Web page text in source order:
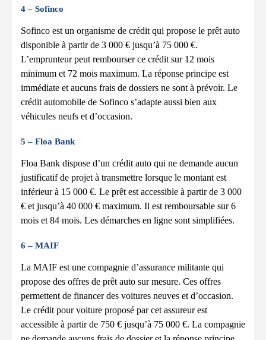
4 – Sofinco
Sofinco est un organisme de crédit qui propose le prêt auto
disponible à partir de 3 000 € jusqu’à 75 000 €.
L’emprunteur peut rembourser ce crédit sur 12 mois
minimum et 72 mois maximum. La réponse principe est
immédiate et aucuns frais de dossiers ne sont à prévoir. Le
crédit automobile de Sofinco s’adapte aussi bien aux
véhicules neufs et d’occasion.
5 – Floa Bank
Floa Bank dispose d’un crédit auto qui ne demande aucun
justificatif de projet à transmettre lorsque le montant est
inférieur à 15 000 €. Le prêt est accessible à partir de 3 000
€ et jusqu’à 40 000 € maximum. Il est remboursable sur 6
mois et 84 mois. Les démarches en ligne sont simplifiées.
6 – MAIF
La MAIF est une compagnie d’assurance militante qui
propose des offres de prêt auto sur mesure. Ces offres
permettent de financer des voitures neuves et d’occasion.
Le crédit pour voiture proposé par cet assureur est
accessible à partir de 750 € jusqu’à 75 000 €. La compagnie